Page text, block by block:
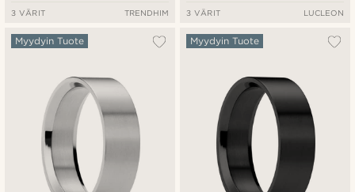
3 VÄRIT TRENDHIM 3 VÄRIT LUCLEON
Myydyin Tuote Myydyin Tuote